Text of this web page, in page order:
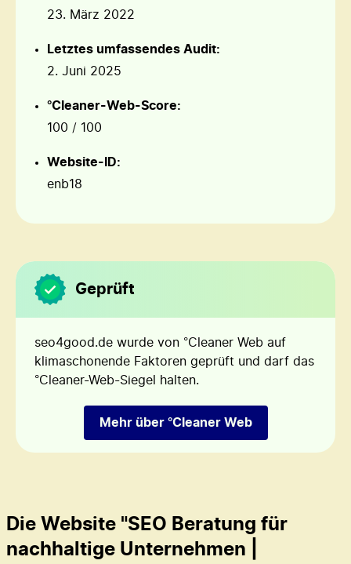
23. März 2022
Letztes umfassendes Audit:
2. Juni 2025
°Cleaner-Web-Score:
100 / 100
Website-ID:
enb18
Geprüft
seo4good.de wurde von °Cleaner Web auf
klimaschonende Faktoren geprüft und darf das
°Cleaner-Web-Siegel halten.
Mehr über °Cleaner Web
Die Website "SEO Beratung für
nachhaltige Unternehmen |